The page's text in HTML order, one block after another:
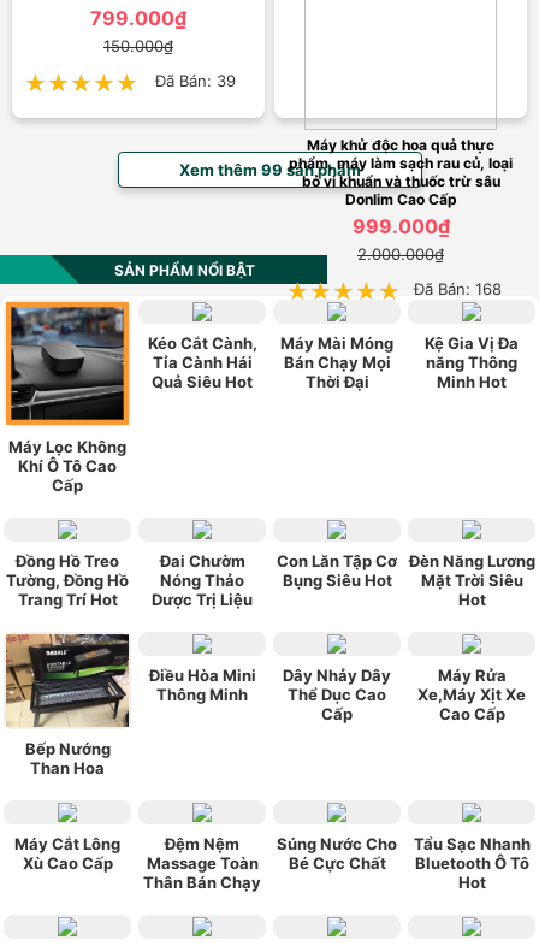
799.000₫
150.000₫
★★★★★
★★★★★ Đã Bán: 39
Máy khử độc hoa quả thực
phẩm, máy làm sạch rau củ, loại
bỏ vi khuẩn và thuốc trừ sâu
Donlim Cao Cấp
999.000₫
2.000.000₫
★★★★★
★★★★★ Đã Bán: 168
Xem thêm 99 sản phẩm
SẢN PHẨM NỔI BẬT
Máy Lọc Không
Khí Ô Tô Cao
Cấp
Kéo Cắt Cành,
Tỉa Cành Hái
Quả Siêu Hot
Máy Mài Móng
Bán Chạy Mọi
Thời Đại
Kệ Gia Vị Đa
năng Thông
Minh Hot
Đồng Hồ Treo
Tường, Đồng Hồ
Trang Trí Hot
Đai Chườm
Nóng Thảo
Dược Trị Liệu
Con Lăn Tập Cơ
Bụng Siêu Hot
Đèn Năng Lương
Mặt Trời Siêu
Hot
Bếp Nướng
Than Hoa
Điều Hòa Mini
Thông Minh
Dây Nhảy Dây
Thể Dục Cao
Cấp
Máy Rửa
Xe,Máy Xịt Xe
Cao Cấp
Máy Cắt Lông
Xù Cao Cấp
Đệm Nệm
Massage Toàn
Thân Bán Chạy
Súng Nước Cho
Bé Cực Chất
Tẩu Sạc Nhanh
Bluetooth Ô Tô
Hot